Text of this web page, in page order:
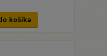
košíka